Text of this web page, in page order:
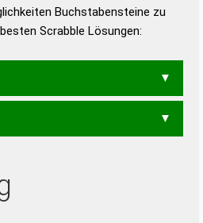
– Die deutsche Grammatik
– Deutsches
Buchstabensteine zu
Scrabble Lösungen: